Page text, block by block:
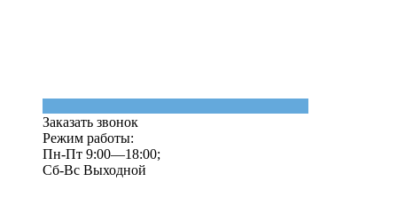
Заказать звонок
Режим работы:
Пн-Пт 9:00—18:00;
Сб-Вс Выходной